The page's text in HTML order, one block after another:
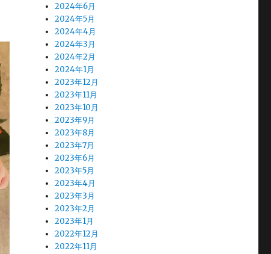
2024年6月
2024年5月
2024年4月
2024年3月
2024年2月
2024年1月
2023年12月
2023年11月
2023年10月
2023年9月
2023年8月
2023年7月
2023年6月
2023年5月
2023年4月
2023年3月
2023年2月
2023年1月
2022年12月
2022年11月